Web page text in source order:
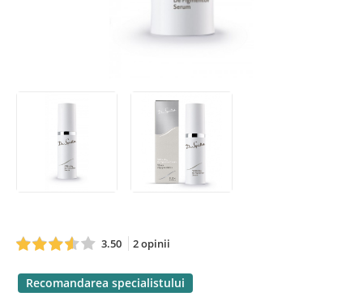
3.50 2 opinii
Recomandarea specialistului